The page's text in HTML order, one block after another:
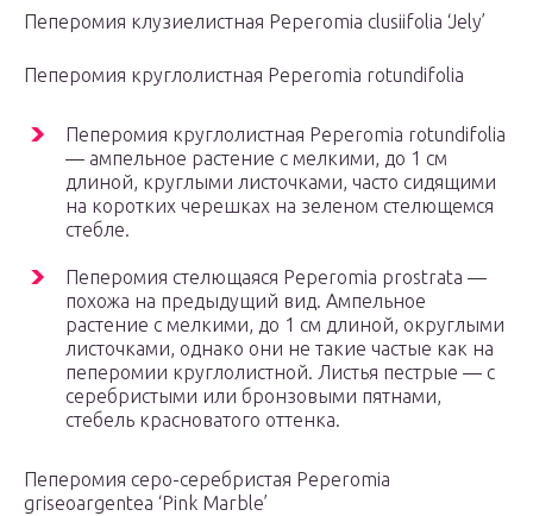
Пеперомия клузиелистная Peperomia clusiifolia ‘Jely’
Пеперомия круглолистная Peperomia rotundifolia
Пеперомия круглолистная Peperomia rotundifolia
— ампельное растение с мелкими, до 1 см
длиной, круглыми листочками, часто сидящими
на коротких черешках на зеленом стелющемся
стебле.
Пеперомия стелющаяся Peperomia prostrata —
похожа на предыдущий вид. Ампельное
растение с мелкими, до 1 см длиной, округлыми
листочками, однако они не такие частые как на
пеперомии круглолистной. Листья пестрые — с
серебристыми или бронзовыми пятнами,
стебель красноватого оттенка.
Пеперомия серо-серебристая Peperomia
griseoargentea ‘Pink Marble’